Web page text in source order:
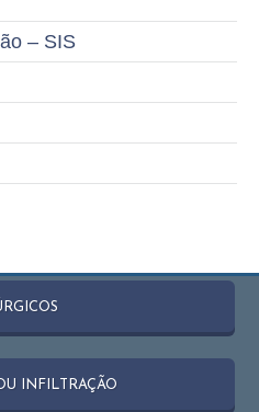
– SIS
INFILTRAÇÃO